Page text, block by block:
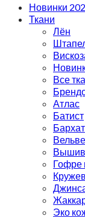
Новинки
Ткани
Лён
Все
Атлас
Батист
Бархат
Гофре
Эко